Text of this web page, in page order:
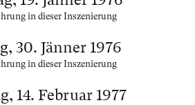
in dieser Inszenierung
30. Jänner 1976
in dieser Inszenierung
14. Februar 1977